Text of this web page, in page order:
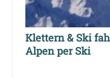
Klettern & Ski
Alpen per Ski